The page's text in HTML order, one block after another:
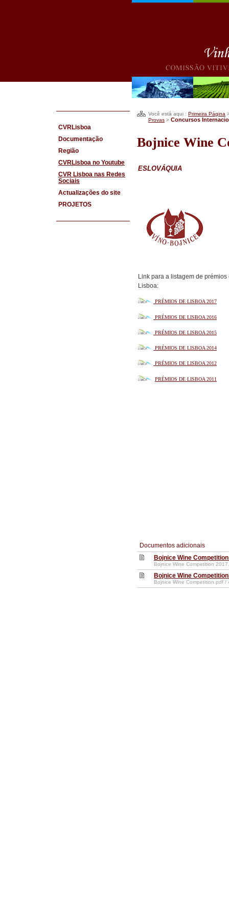
CVRLisboa
Documentação
Região
CVRLisboa no Youtube
CVR Lisboa nas Redes
Sociais
Actualizações do site
PROJETOS
Você está aqui : Primeira Página
Provas > Concursos
Bojnice Wine
ESLOVÁQUIA
Link para a listagem de
Lisboa:
PRÉMIOS DE LISBOA 2017
PRÉMIOS DE LISBOA 2016
PRÉMIOS DE LISBOA 2015
PRÉMIOS DE LISBOA 2014
PRÉMIOS DE LISBOA 2012
PRÉMIOS DE LISBOA 2011
Documentos adicionais
Bojnice Wine
Bojnice Wine Competition
Bojnice Wine
Bojnice Wine Competition.pdf /